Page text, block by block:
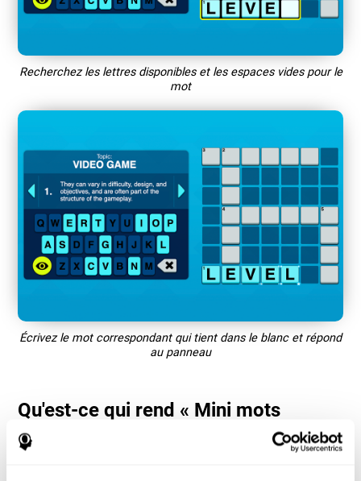
Recherchez les lettres disponibles et les espaces vides pour le
mot
Écrivez le mot correspondant qui tient dans le blanc et répond
au panneau
Qu'est-ce qui rend « Mini mots
croisés » si populaire ? - Histoire